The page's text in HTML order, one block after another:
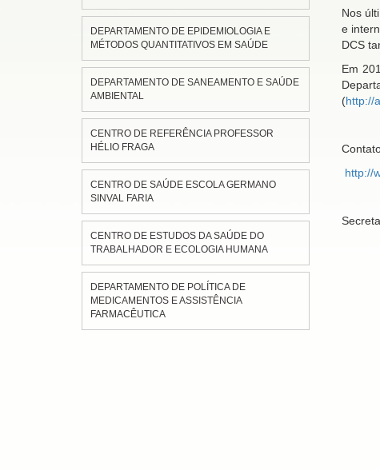
DEPARTAMENTO DE EPIDEMIOLOGIA E
MÉTODOS QUANTITATIVOS EM SAÚDE
DEPARTAMENTO DE SANEAMENTO E SAÚDE
AMBIENTAL
CENTRO DE REFERÊNCIA PROFESSOR
HÉLIO FRAGA
CENTRO DE SAÚDE ESCOLA GERMANO
SINVAL FARIA
CENTRO DE ESTUDOS DA SAÚDE DO
TRABALHADOR E ECOLOGIA HUMANA
DEPARTAMENTO DE POLÍTICA DE
MEDICAMENTOS E ASSISTÊNCIA
FARMACÊUTICA
Nos
e
DCS
Em
(http://
http://